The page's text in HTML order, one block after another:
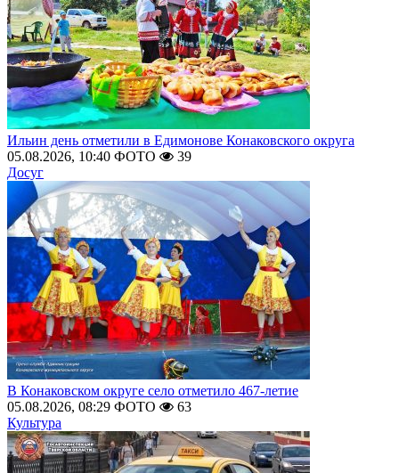
Ильин день отметили в Едимонове Конаковского округа
05.08.2026, 10:40 ФОТО
39
Досуг
В Конаковском округе село отметило 467-летие
05.08.2026, 08:29 ФОТО
63
Культура